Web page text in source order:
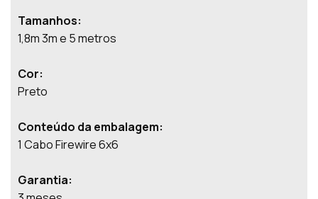
Tamanhos:
1,8m 3m e 5 metros
Cor:
Preto
Conteúdo da embalagem:
1 Cabo Firewire 6x6
Garantia: